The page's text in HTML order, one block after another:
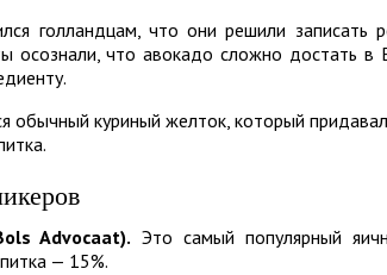
голландцам, что они решили записать
осознали, что авокадо сложно достать в
обычный куриный желток, который придавал
Advocaat). Это самый популярный
— 15%.